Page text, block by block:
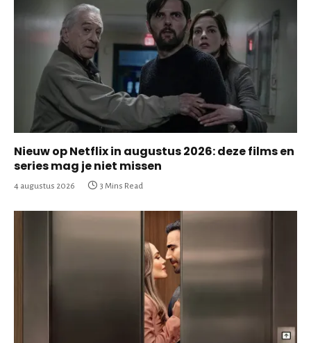
Nieuw op Netflix in augustus 2026: deze films en
series mag je niet missen
4 augustus 2026 3 Mins Read